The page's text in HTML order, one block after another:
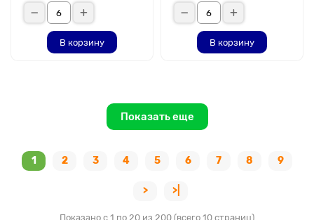
В корзину В корзину
Показать еще
1 2 3 4 5 6 7 8 9
> >|
Показано с 1 по 20 из 200 (всего 10 страниц)